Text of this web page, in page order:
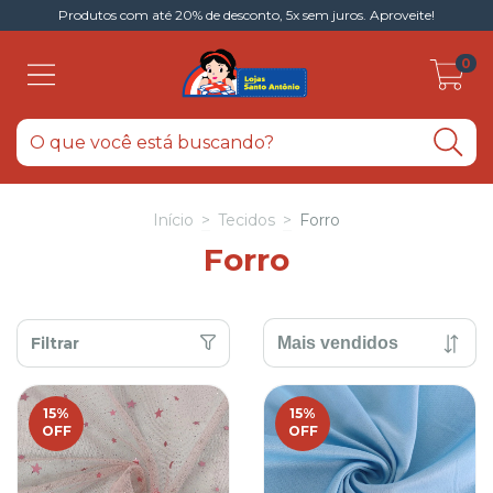
Produtos com até 20% de desconto, 5x sem juros. Aproveite!
0
Início > Tecidos > Forro
Forro
Filtrar
15%
OFF
15%
OFF